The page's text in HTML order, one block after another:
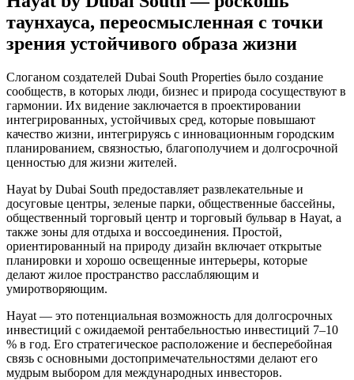
таунхауса, переосмысленная с точки
зрения устойчивого образа жизни
Слоганом создателей Dubai South Properties было создание
сообществ, в которых люди, бизнес и природа сосуществуют в
гармонии. Их видение заключается в проектировании
интегрированных, устойчивых сред, которые повышают
качество жизни, интегрируясь с инновационным городским
планированием, связностью, благополучием и долгосрочной
ценностью для жизни жителей.
Hayat by Dubai South предоставляет развлекательные и
досуговые центры, зеленые парки, общественные бассейны,
общественный торговый центр и торговый бульвар в Hayat, а
также зоны для отдыха и воссоединения. Простой,
ориентированный на природу дизайн включает открытые
планировки и хорошо освещенные интерьеры, которые
делают жилое пространство расслабляющим и
умиротворяющим.
Hayat — это потенциальная возможность для долгосрочных
инвестиций с ожидаемой рентабельностью инвестиций 7–10
% в год. Его стратегическое расположение и бесперебойная
связь с основными достопримечательностями делают его
мудрым выбором для международных инвесторов.